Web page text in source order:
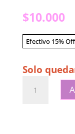
$10.000
Efectivo 15%
Solo